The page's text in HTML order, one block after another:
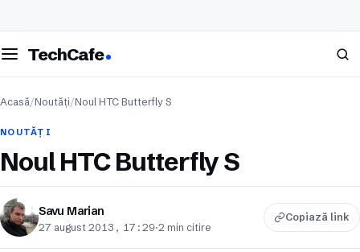
meniul
TechCafe Caută
Acasă/Noutăți/Noul HTC Butterfly S
NOUTĂȚI
Noul HTC Butterfly S
Savu Marian
27 august 2013, 17:29·2 min citire
Copiază link